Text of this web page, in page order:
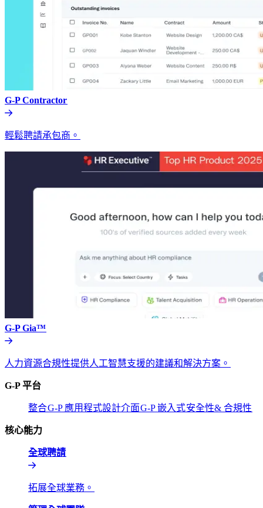
G-P Contractor​​
輕鬆聘請承包商。​​
G-P Gia™​​
人力資源合規性提供人工智慧支援的建議和解決方案。​​
G-P 平台​​
整合​​G-P 應用程式設計介面​​G-P 嵌入式​​安全性& 合規性​​
核心能力​​
全球聘請​​
拓展全球業務。​​